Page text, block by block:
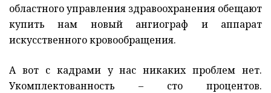
областного управления здравоохранения обещают
купить нам новый ангиограф и аппарат
искусственного кровообращения.
А вот с кадрами у нас никаких проблем нет.
Укомплектованность – сто процентов.